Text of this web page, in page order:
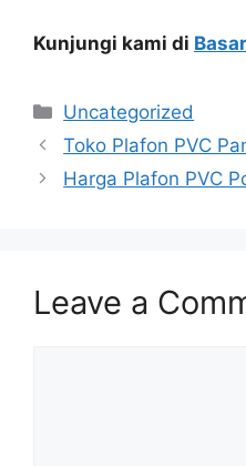
Kunjungi kami di
Categories
Uncategorized
Toko Plafon PVC
Harga Plafon PVC
Leave a